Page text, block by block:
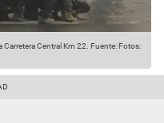
Central Km 22. Fuente: Fotos: